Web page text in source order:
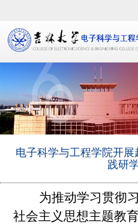
电子科学与工程学院开
践研
为推动学习贯彻
社会主义思想主题教